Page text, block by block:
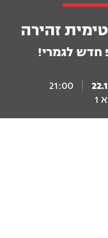
זהירה
חדש לגמרי!
21:00
1